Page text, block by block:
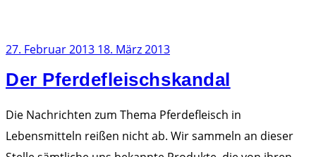
27. Februar 2013 18. März 2013
Der Pferdefleischskandal
Die Nachrichten zum Thema Pferdefleisch in
Lebensmitteln reißen nicht ab. Wir sammeln an dieser